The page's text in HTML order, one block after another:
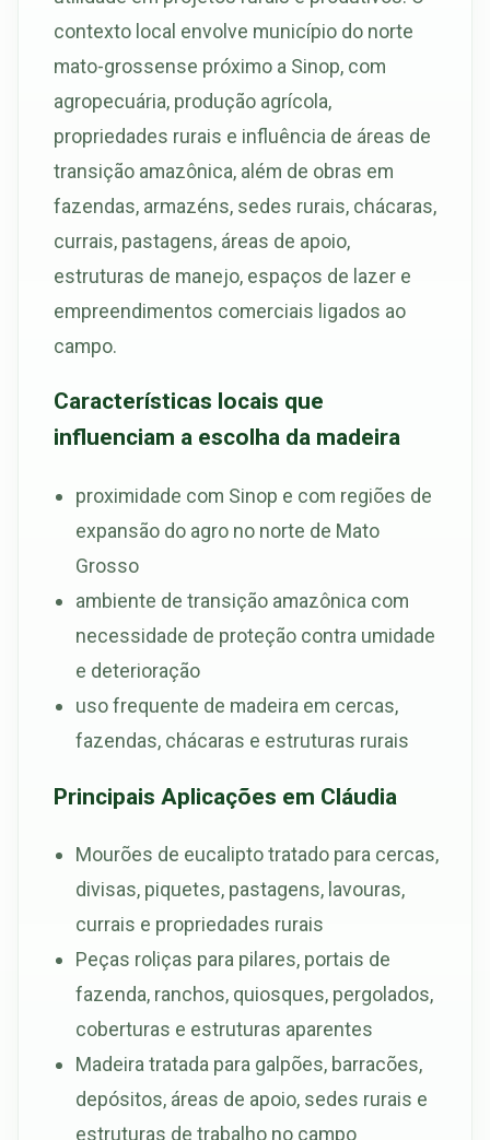
contexto local envolve município do norte
mato-grossense próximo a Sinop, com
agropecuária, produção agrícola,
propriedades rurais e influência de áreas de
transição amazônica, além de obras em
fazendas, armazéns, sedes rurais, chácaras,
currais, pastagens, áreas de apoio,
estruturas de manejo, espaços de lazer e
empreendimentos comerciais ligados ao
campo.
Características locais que
influenciam a escolha da madeira
proximidade com Sinop e com regiões de
expansão do agro no norte de Mato
Grosso
ambiente de transição amazônica com
necessidade de proteção contra umidade
e deterioração
uso frequente de madeira em cercas,
fazendas, chácaras e estruturas rurais
Principais Aplicações em Cláudia
Mourões de eucalipto tratado para cercas,
divisas, piquetes, pastagens, lavouras,
currais e propriedades rurais
Peças roliças para pilares, portais de
fazenda, ranchos, quiosques, pergolados,
coberturas e estruturas aparentes
Madeira tratada para galpões, barracões,
depósitos, áreas de apoio, sedes rurais e
estruturas de trabalho no campo